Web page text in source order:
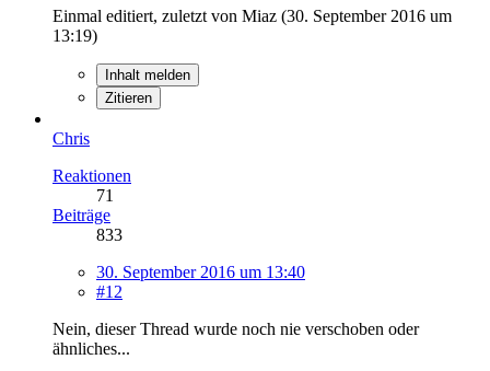
Einmal editiert, zuletzt von Miaz (30. September 2016 um
13:19)
Inhalt melden
Zitieren
Chris
Reaktionen
71
Beiträge
833
30. September 2016 um 13:40
#12
Nein, dieser Thread wurde noch nie verschoben oder
ähnliches...